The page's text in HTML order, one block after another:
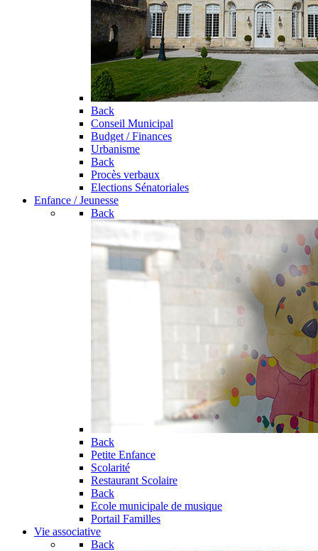
Back
Conseil Municipal
Budget / Finances
Urbanisme
Back
Procès verbaux
Elections Sénatoriales
Enfance / Jeunesse
Back
Back
Petite Enfance
Scolarité
Restaurant Scolaire
Back
Ecole municipale de musique
Portail Familles
Vie associative
Back